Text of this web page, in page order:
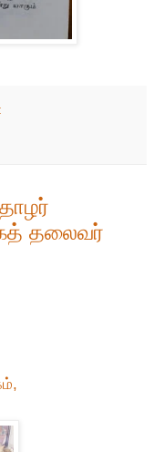
தலைவர்